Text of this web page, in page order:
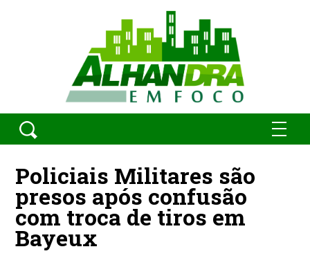
Policiais Militares são
presos após confusão
com troca de tiros em
Bayeux